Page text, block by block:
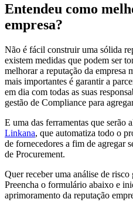
Entendeu como
empresa?
Não é fácil construir uma sólida
existem medidas que podem ser
melhorar a reputação da empresa
mais importantes é garantir a
em dia com todas as suas
gestão de Compliance para
E uma das ferramentas que serão
Linkana, que automatiza todo o
de fornecedores a fim de agregar
de Procurement.
Quer receber uma análise de
Preencha o formulário abaixo e
aprimoramento da reputação